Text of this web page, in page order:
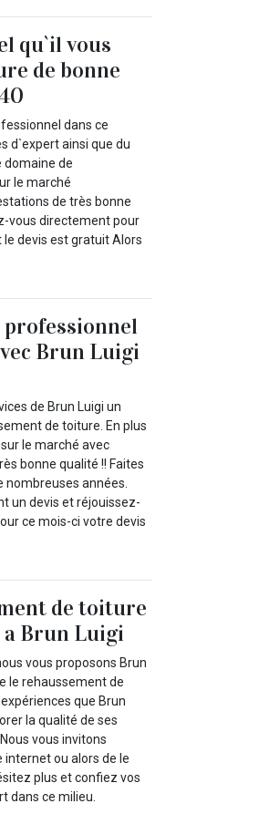
qu`il vous
de bonne
dans ce
d`expert ainsi que du
domaine de
le marché
de très bonne
vous directement pour
devis est gratuit Alors
professionnel
Brun Luigi
de Brun Luigi un
de toiture. En plus
le marché avec
bonne qualité !! Faites
nombreuses années.
un devis et réjouissez-
ce mois-ci votre devis
de toiture
a Brun Luigi
vous proposons Brun
le rehaussement de
que Brun
la qualité de ses
vous invitons
internet ou alors de le
plus et confiez vos
dans ce milieu.